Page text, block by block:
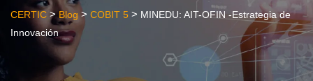
CERTIC >Blog > COBIT 5 > MINEDU: AIT-OFIN -Estrategia de
Innovación